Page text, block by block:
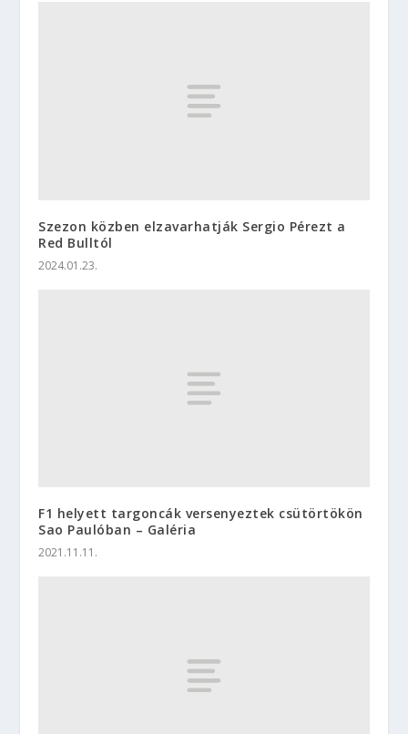
Szezon közben elzavarhatják Sergio Pérezt a
Red Bulltól
2024.01.23.
F1 helyett targoncák versenyeztek csütörtökön
Sao Paulóban – Galéria
2021.11.11.